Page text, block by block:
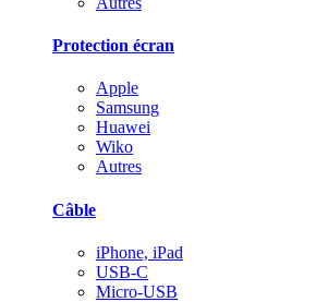
Protection écran
Apple
Samsung
Huawei
Wiko
Autres
Câble
iPhone, iPad
USB-C
Micro-USB